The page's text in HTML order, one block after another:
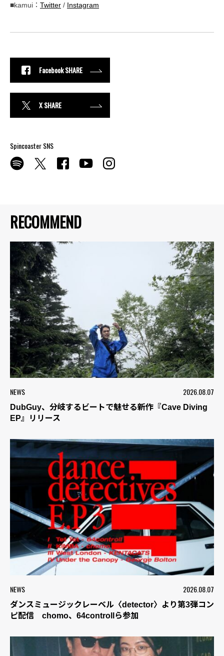
RECOMMEND
NEWS 2026.08.07
DubGuy、分岐するビートで魅せる新作『Cave Diving
EP』リリース
NEWS 2026.08.07
ダンスミュージックレーベル〈detector〉より第3弾コン
ピ配信 chomo、64controllら参加
■kamui： Twitter / Instagram
Facebook SHARE
X SHARE
Spincoaster SNS